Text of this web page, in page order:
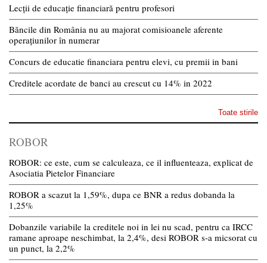
Lecții de educație financiară pentru profesori
Băncile din România nu au majorat comisioanele aferente
operațiunilor în numerar
Concurs de educatie financiara pentru elevi, cu premii in bani
Creditele acordate de banci au crescut cu 14% in 2022
Toate stirile
ROBOR
ROBOR: ce este, cum se calculeaza, ce il influenteaza, explicat de
Asociatia Pietelor Financiare
ROBOR a scazut la 1,59%, dupa ce BNR a redus dobanda la
1,25%
Dobanzile variabile la creditele noi in lei nu scad, pentru ca IRCC
ramane aproape neschimbat, la 2,4%, desi ROBOR s-a micsorat cu
un punct, la 2,2%